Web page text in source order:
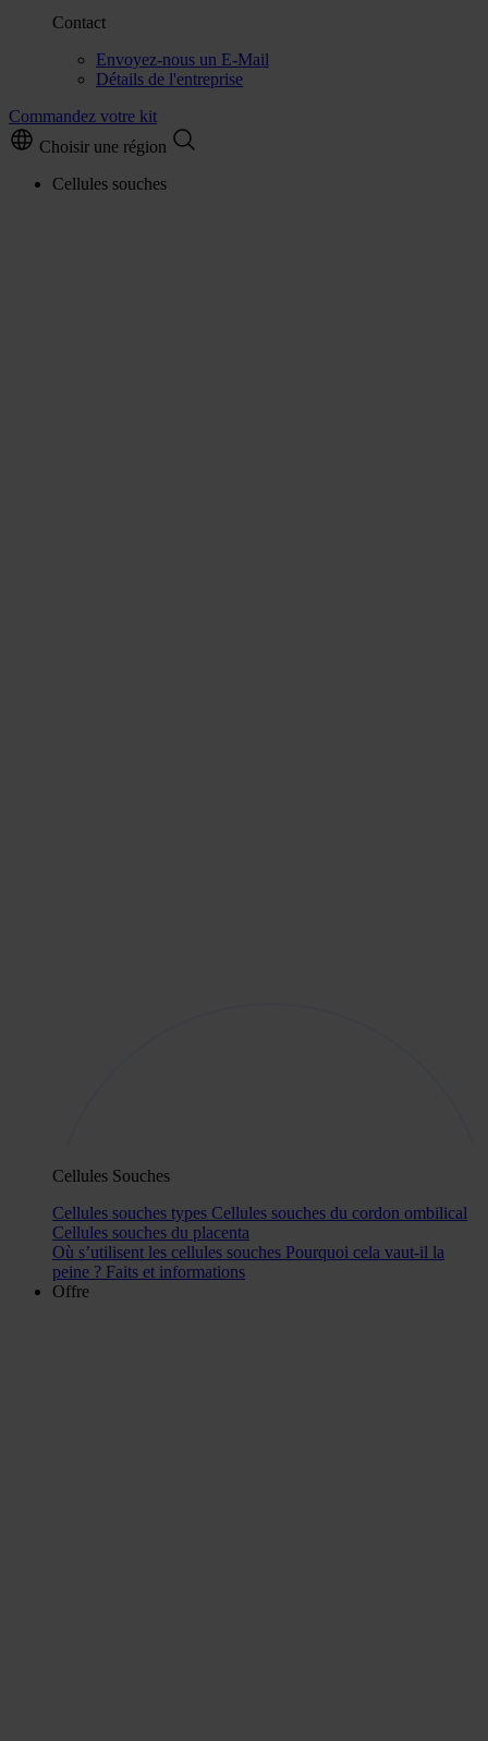
Contact
Envoyez-nous un E-Mail
Détails de l'entreprise
Commandez votre kit
Choisir une région
Cellules souches
Cellules Souches
Cellules souches types Cellules souches du cordon ombilical
Cellules souches du placenta
Où s’utilisent les cellules souches Pourquoi cela vaut-il la
peine ? Faits et informations
Offre